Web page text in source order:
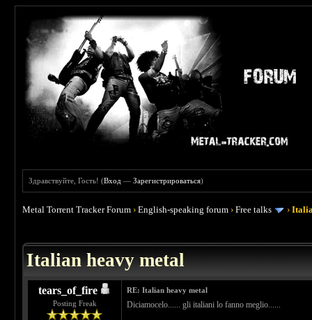
Здравствуйте, Гость! (Вход —Зарегистрироваться)
Metal Torrent Tracker Forum ›English-speaking forum ›Free talks ›
Italian heavy metal
tears_of_fire
Posting Freak
RE: Italian heavy metal
Diciamocelo...... gli italiani lo fanno meglio......